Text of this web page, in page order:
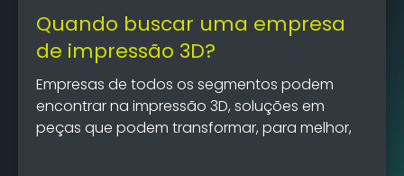
Quando buscar uma empresa
de impressão 3D?
Empresas de todos os segmentos podem
encontrar na impressão 3D, soluções em
peças que podem transformar, para melhor,